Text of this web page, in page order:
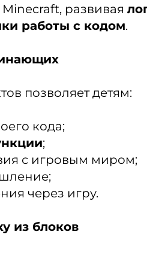
развивая
работы с кодом.
позволяет детям:
кода;
;
с игровым миром;
через игру.
из блоков